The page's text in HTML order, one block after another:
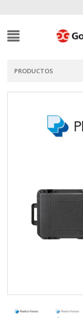
PRODUCTOS